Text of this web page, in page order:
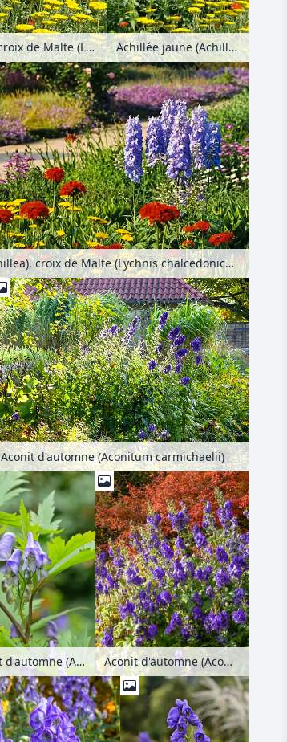
Achillée jaune (Achillea filipendulina), croix de Malte (Lychnis chalcedonica syn. Silene chalcedonica) et grande dauphinelle (Delphinium elatum) Achillée jaune (Achillea filipendulina), croix de Malte (Lychnis chalcedonica syn. Silene chalcedonica) et grande dauphinelle (Delphinium elatum)
Achillée (Achillea), croix de Malte (Lychnis chalcedonica syn. Silene chalcedonica) et grande dauphinelle (Delphinium elatum)
Aconit d'automne (Aconitum carmichaelii)
Aconit d'automne (Aconitum carmichaelii) Aconit d'automne (Aconitum carmichaelii 'Arendsii' syn. Aconitum arendsii)